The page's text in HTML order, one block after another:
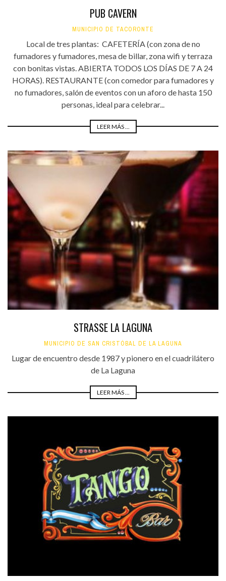
PUB CAVERN
MUNICIPIO DE TACORONTE
Local de tres plantas: CAFETERÍA (con zona de no
fumadores y fumadores, mesa de billar, zona wifi y terraza
con bonitas vistas. ABIERTA TODOS LOS DÍAS DE 7 A 24
HORAS). RESTAURANTE (con comedor para fumadores y
no fumadores, salón de eventos con un aforo de hasta 150
personas, ideal para celebrar...
LEER MÁS ...
STRASSE LA LAGUNA
MUNICIPIO DE SAN CRISTÓBAL DE LA LAGUNA
Lugar de encuentro desde 1987 y pionero en el cuadrilátero
de La Laguna
LEER MÁS ...